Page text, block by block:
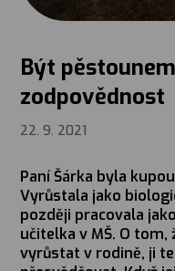
Být
zodpovědnost
22. 9. 2021
Paní Šárka byla
Vyrůstala jako
později pracovala
učitelka v MŠ. O tom,
vyrůstat v rodině, ji